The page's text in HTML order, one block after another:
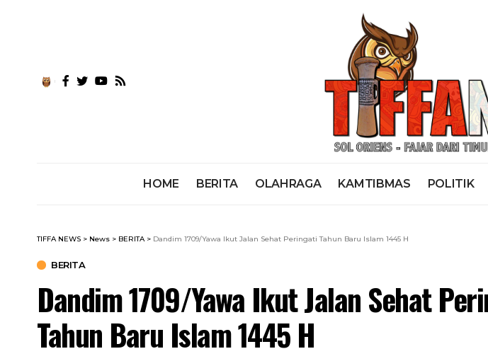
HOME BERITA OLAHRAGA KAMTIBMAS POLITIK
TIFFA NEWS > News > BERITA> Dandim 1709/Yawa Ikut Jalan Sehat Peringati Tahun Baru Islam 1445 H
BERITA
Dandim 1709/Yawa Ikut Jalan Sehat
Tahun Baru Islam 1445 H